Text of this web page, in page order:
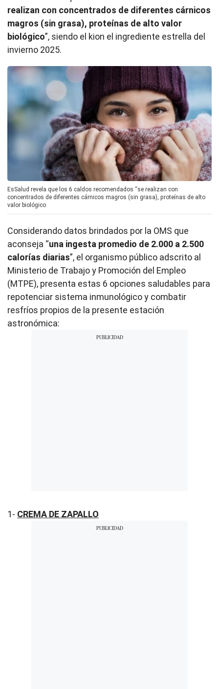
realizan con concentrados de diferentes cárnicos
magros (sin grasa), proteínas de alto valor
biológico”, siendo el kion el ingrediente estrella del
invierno 2025.
EsSalud revela que los 6 caldos recomendados “se realizan con
concentrados de diferentes cárnicos magros (sin grasa), proteínas de alto
valor biológico
Considerando datos brindados por la OMS que
aconseja “una ingesta promedio de 2.000 a 2.500
calorías diarias”, el organismo público adscrito al
Ministerio de Trabajo y Promoción del Empleo
(MTPE), presenta estas 6 opciones saludables para
repotenciar sistema inmunológico y combatir
resfríos propios de la presente estación
astronómica:
1- CREMA DE ZAPALLO